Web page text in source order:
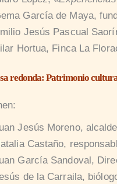
García de Maya,
Jesús Pascual
Hortua, Finca La
redonda: Patrimonio
Jesús Moreno,
Castaño,
García Sandoval,
de la Carraila,